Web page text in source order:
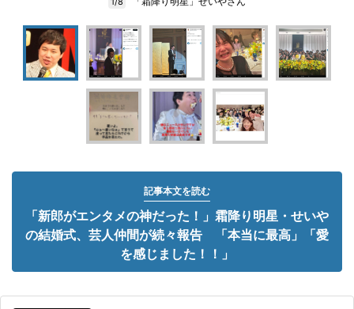
記事本文を読む
「新郎がエンタメの神だった！」霜降り明星・せいや
の結婚式、芸人仲間が続々報告 「本当に最高」「愛
を感じました！！」